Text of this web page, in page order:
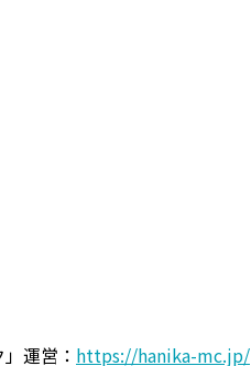
運営： https://hanika-mc.jp/